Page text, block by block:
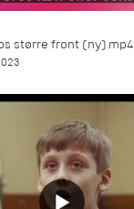
større front (ny).mp4